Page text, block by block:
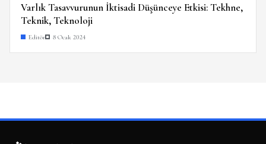
Varlık Tasavvurunun İktisadi Düşünceye Etkisi: Tekhne,
Teknik, Teknoloji
Editör 8 Ocak 2024